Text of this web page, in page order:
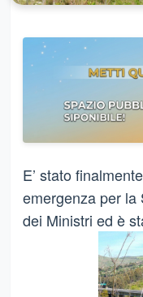
E’ stato
emergenza per la
dei Ministri ed è